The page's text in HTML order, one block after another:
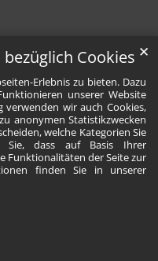
Cookies
Erlebnis zu bieten. Dazu
unserer Website
wir auch Cookies,
anonymen Statistikzwecken
welche Kategorien Sie
Sie, dass auf Basis Ihrer
Funktionalitäten der Seite zur
finden Sie in unserer
✕